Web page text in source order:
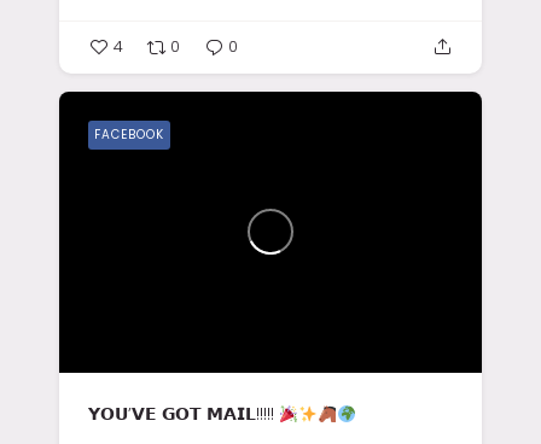
4 0 0
𝗬𝗢𝗨’𝗩𝗘 𝗚𝗢𝗧 𝗠𝗔𝗜𝗟!!!!!
FACEBOOK